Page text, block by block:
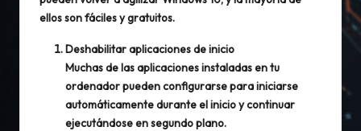
ellos son fáciles y gratuitos.
Deshabilitar aplicaciones de inicio
Muchas de las aplicaciones instaladas en tu
ordenador pueden configurarse para iniciarse
automáticamente durante el inicio y continuar
ejecutándose en segundo plano.